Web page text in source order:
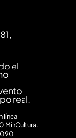
el
real.
línea
MinCultura.